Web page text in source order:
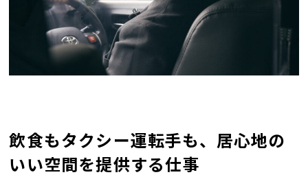
飲食もタクシー運転手も、居心地の
いい空間を提供する仕事